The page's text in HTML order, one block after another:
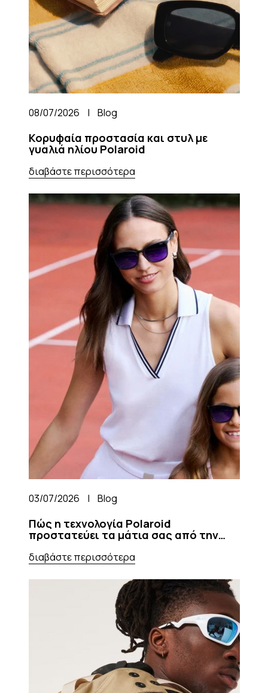
08/07/2026 | Blog
Κορυφαία προστασία και στυλ με
γυαλιά ηλίου Polaroid
διαβάστε περισσότερα
03/07/2026 | Blog
Πώς η τεχνολογία Polaroid
προστατεύει τα μάτια σας από την
διαβάστε περισσότερα